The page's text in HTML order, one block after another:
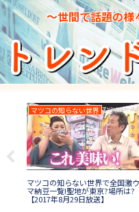
～世間で話題の様
マツコの知らない世界
マツコの知らない世界で全国激ウ
マ納豆一覧!聖地が東京?場所は?
【2017年8月29日放送】